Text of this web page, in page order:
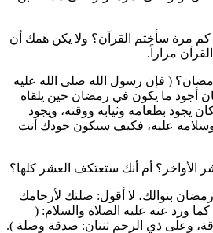
مرة سأختم القرآن؟ ولا يكن همك أن
مراراً.
( فإن رسول الله صلى الله عليه
أجود ما يكون في رمضان حين يلقاه
يجود بطعامه وثيابه ووقته، ويجود
عليه، فكيف سيكون جودك أنت
الأواخر؟ أم أنك ستعتكف العشر كلها؟
بنوالك، لا أقول: صلتك لأرحامك
ورد عنه عليه الصلاة والسلام: (
وعلى ذي الرحم ثنتان: صدقة وصلة ).